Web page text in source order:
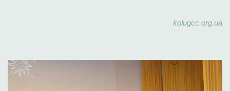
kolugcc.org.ua